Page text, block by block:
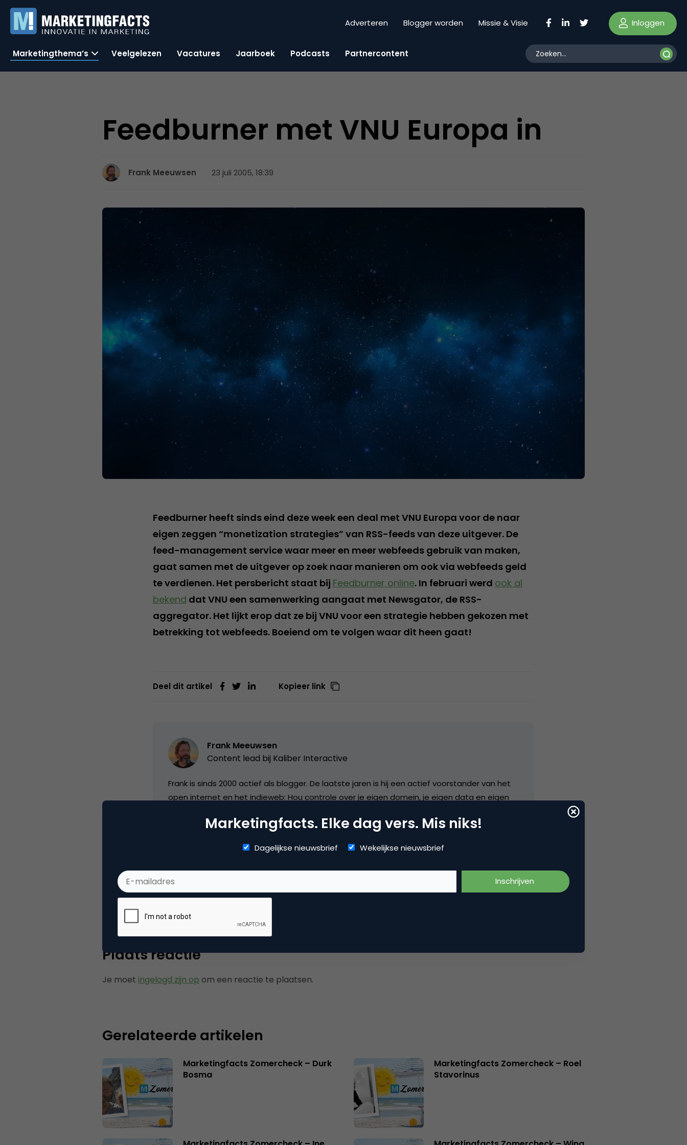
Adverteren Blogger worden Missie & Visie Inloggen
Marketingthema’s Veelgelezen Vacatures Jaarboek Podcasts Partnercontent
Feedburner met VNU Europa in
Frank Meeuwsen 23 juli 2005, 18:39
Feedburner heeft sinds eind deze week een deal met VNU Europa voor de naar
eigen zeggen “monetization strategies” van RSS-feeds van deze uitgever. De
feed-management service waar meer en meer webfeeds gebruik van maken,
gaat samen met de uitgever op zoek naar manieren om ook via webfeeds geld
te verdienen. Het persbericht staat bij Feedburner online. In februari werd ook al
bekend dat VNU een samenwerking aangaat met Newsgator, de RSS-
aggregator. Het lijkt erop dat ze bij VNU voor een strategie hebben gekozen met
betrekking tot webfeeds. Boeiend om te volgen waar dit heen gaat!
Deel dit artikel Kopieer link
Frank Meeuwsen
Content lead bij Kaliber Interactive
Frank is sinds 2000 actief als blogger. De laatste jaren is hij een actief voorstander van het
open internet en het indieweb: Hou controle over je eigen domein, je eigen data en eigen
Categorie Media
Tags social media marketing
Plaats reactie
Je moet ingelogd zijn op om een reactie te plaatsen.
Gerelateerde artikelen
Marketingfacts Zomercheck – Durk
Bosma
Marketingfacts Zomercheck – Roel
Stavorinus
Marketingfacts. Elke dag vers. Mis niks!
Dagelijkse nieuwsbrief Wekelijkse nieuwsbrief